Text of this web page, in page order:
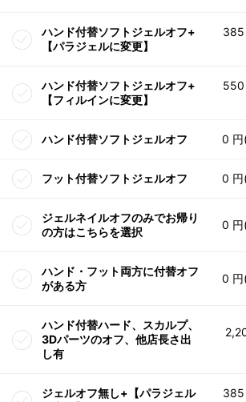
ハンド付替ソフトジェルオフ+
【パラジェルに変更】
385
ハンド付替ソフトジェルオフ+
【フィルインに変更】
550
ハンド付替ソフトジェルオフ 0 円
フット付替ソフトジェルオフ 0 円
ジェルネイルオフのみでお帰り
の方はこちらを選択
0 円
ハンド・フット両方に付替オフ
がある方
0 円
ハンド付替ハード、スカルプ、
3Dパーツのオフ、他店長さ出
し有
ジェルオフ無し+【パラジェル
385